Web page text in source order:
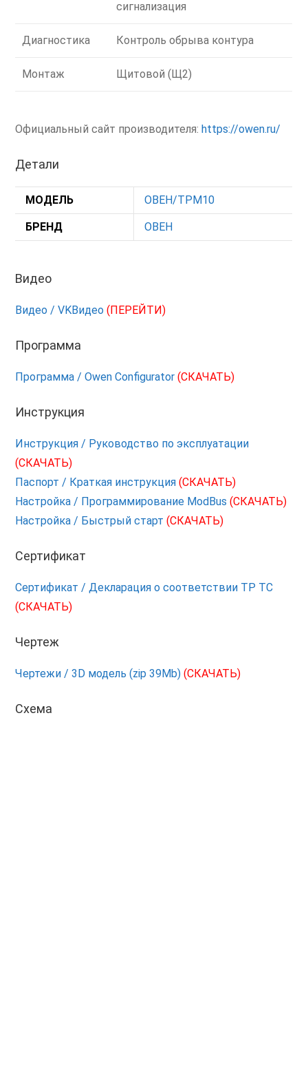
сигнализация
Диагностика Контроль обрыва контура
Монтаж Щитовой (Щ2)
Официальный сайт производителя: https://owen.ru/
Детали
МОДЕЛЬ ОВЕН/ТРМ10
БРЕНД ОВЕН
Видео
Видео / VKВидео(ПЕРЕЙТИ)
Программа
Программа / Owen Configurator (СКАЧАТЬ)
Инструкция
Инструкция / Руководство по эксплуатации
(СКАЧАТЬ)
Паспорт / Краткая инструкция(СКАЧАТЬ)
Настройка / Программирование ModBus(СКАЧАТЬ)
Настройка / Быстрый старт(СКАЧАТЬ)
Сертификат
Сертификат / Декларация о соответствии ТР ТС
(СКАЧАТЬ)
Чертеж
Чертежи / 3D модель (zip 39Mb)(СКАЧАТЬ)
Схема